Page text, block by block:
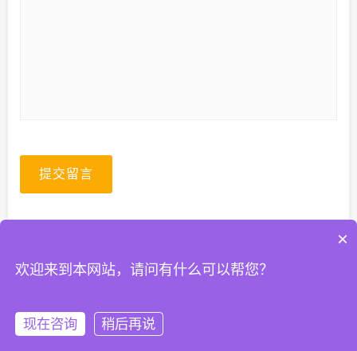
提交留言
×
欢迎来到本网站，请问有什么可以帮您？
现在咨询 稍后再说